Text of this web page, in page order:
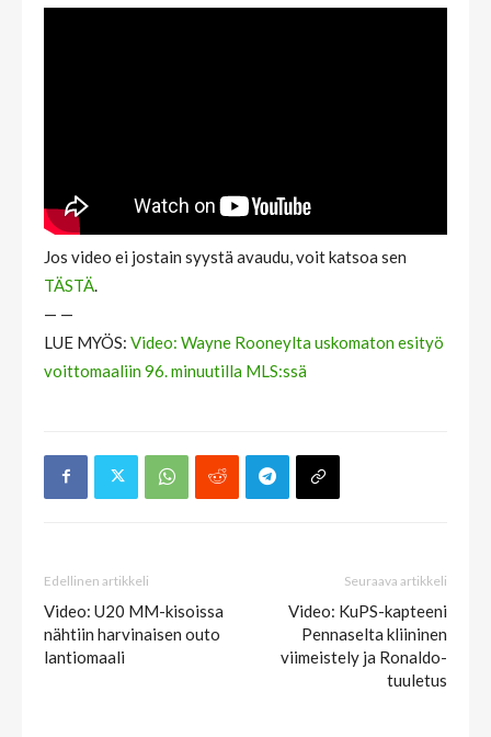
Jos video ei jostain syystä avaudu, voit katsoa sen
TÄSTÄ.
— —
LUE MYÖS: Video: Wayne Rooneylta uskomaton esityö
voittomaaliin 96. minuutilla MLS:ssä
Edellinen artikkeli
Video: U20 MM-kisoissa
nähtiin harvinaisen outo
lantiomaali
Seuraava artikkeli
Video: KuPS-kapteeni
Pennaselta kliininen
viimeistely ja Ronaldo-
tuuletus